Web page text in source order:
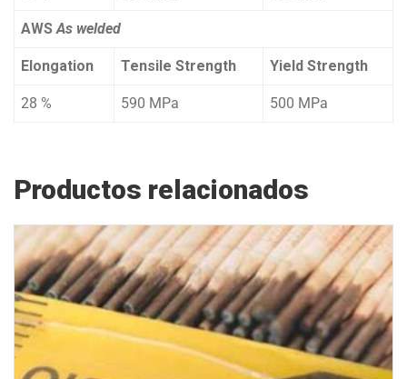
AWS As welded
Elongation Tensile Strength Yield Strength
28 % 590 MPa 500 MPa
Productos relacionados